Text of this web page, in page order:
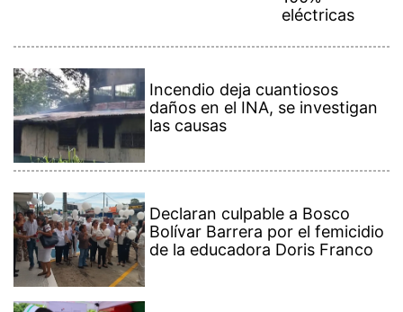
eléctricas
Incendio deja cuantiosos
daños en el INA, se investigan
las causas
Declaran culpable a Bosco
Bolívar Barrera por el femicidio
de la educadora Doris Franco